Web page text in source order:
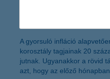
a fiatalok egy része
A gyorsuló infláció
korosztály tagjainak 20
jutnak. Ugyanakkor a rövid
azt, hogy az előző